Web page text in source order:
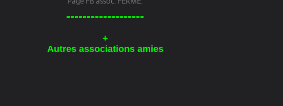
-------------------
+
Autres associations amies